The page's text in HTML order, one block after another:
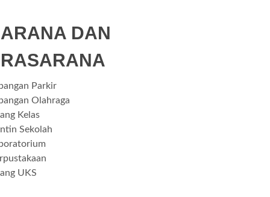
DAN
Parkir
Olahraga
Kelas
Sekolah
UKS